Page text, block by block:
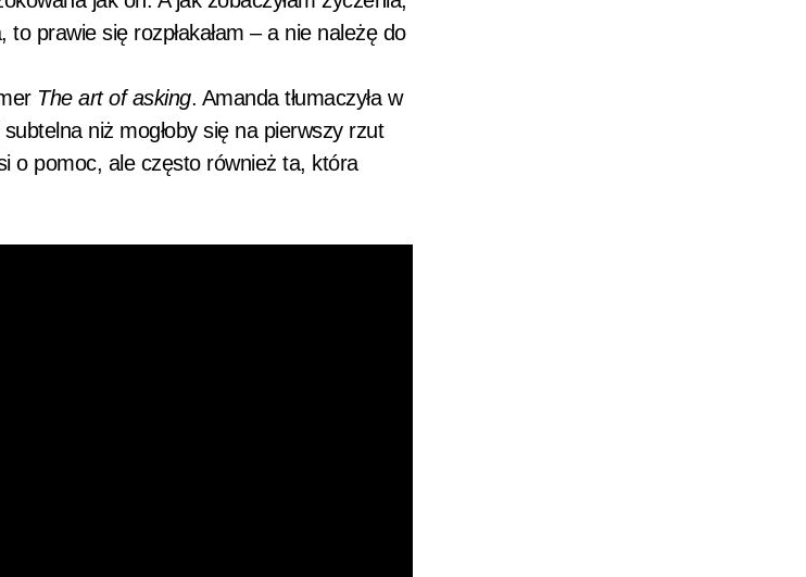
prawie się rozpłakałam – a nie należę do
The art of asking. Amanda tłumaczyła w
niż mogłoby się na pierwszy rzut
o pomoc, ale często również ta, która